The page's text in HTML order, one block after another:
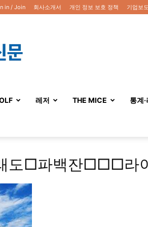
in / Join 회사소개서 개인 정보 보호 정책 기업보도
레저 THE MICE 통계
도□파백잔□□□라